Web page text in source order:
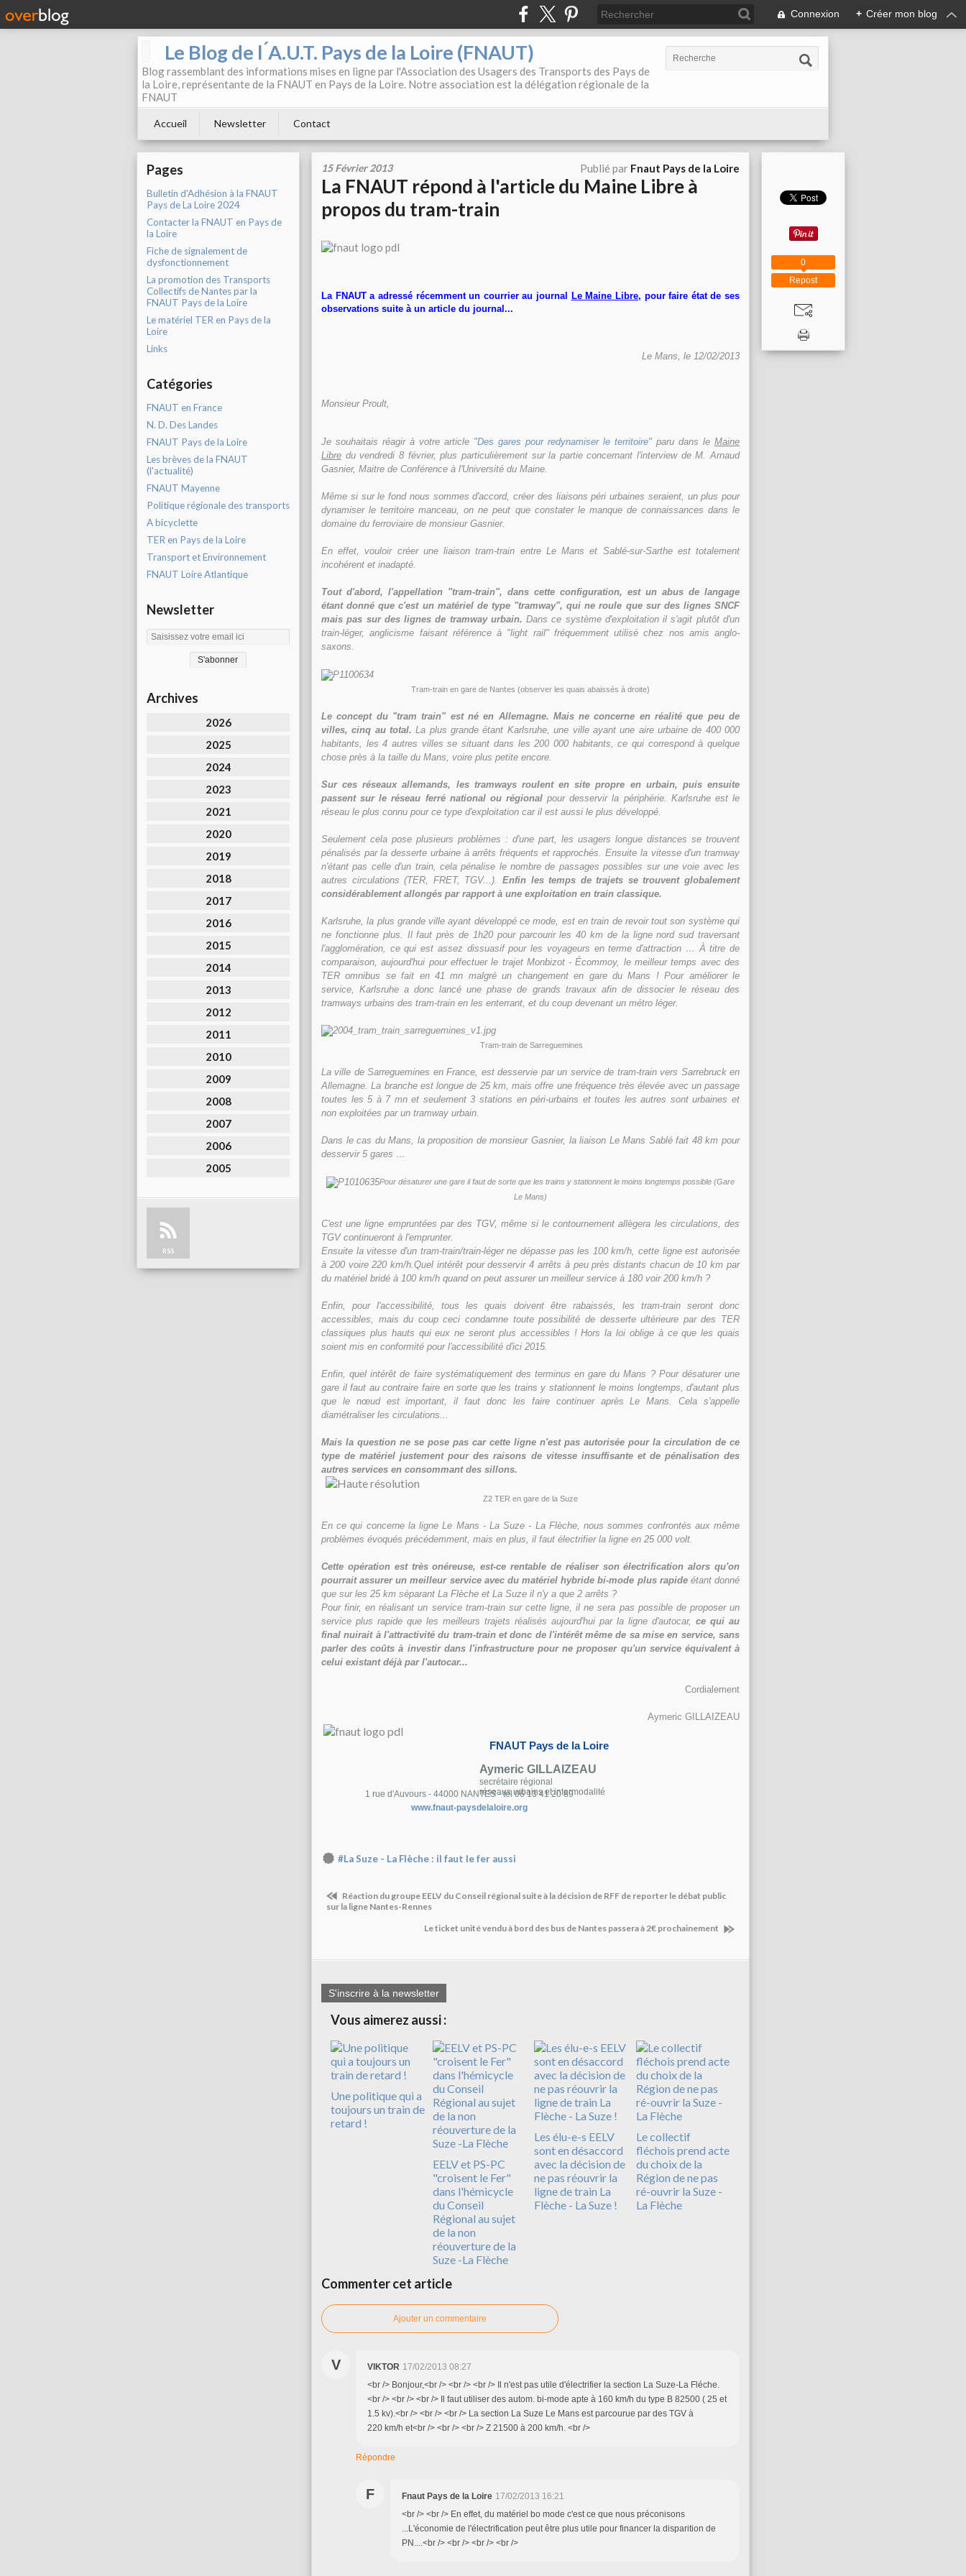
Connexion + Créer mon blog
Le Blog de l ́A.U.T. Pays de la Loire (FNAUT)
Blog rassemblant des informations mises en ligne par l'Association des Usagers des Transports des Pays de
la Loire, représentante de la FNAUT en Pays de la Loire. Notre association est la délégation régionale de la
FNAUT
Accueil Newsletter Contact
Pages
Bulletin d'Adhésion à la FNAUT
Pays de La Loire 2024
Contacter la FNAUT en Pays de
la Loire
Fiche de signalement de
dysfonctionnement
La promotion des Transports
Collectifs de Nantes par la
FNAUT Pays de la Loire
Le matériel TER en Pays de la
Loire
Links
Catégories
FNAUT en France
N. D. Des Landes
FNAUT Pays de la Loire
Les brèves de la FNAUT
(l'actualité)
FNAUT Mayenne
Politique régionale des transports
A bicyclette
TER en Pays de la Loire
Transport et Environnement
FNAUT Loire Atlantique
Newsletter
Archives
2026
2025
2024
2023
2021
2020
2019
2018
2017
2016
2015
2014
2013
2012
2011
2010
2009
2008
2007
2006
2005
RSS
15 Février 2013 Publié par Fnaut Pays de la Loire
La FNAUT répond à l'article du Maine Libre à
propos du tram-train
La FNAUT a adressé récemment un courrier au journal Le Maine Libre, pour faire état de ses
observations suite à un article du journal...
Le Mans, le 12/02/2013
Monsieur Proult,
Je souhaitais réagir à votre article "Des gares pour redynamiser le territoire" paru dans le Maine
Libre du vendredi 8 février, plus particulièrement sur la partie concernant l'interview de M. Arnaud
Gasnier, Maitre de Conférence à l'Université du Maine.
Même si sur le fond nous sommes d'accord, créer des liaisons péri urbaines seraient, un plus pour
dynamiser le territoire manceau, on ne peut que constater le manque de connaissances dans le
domaine du ferroviaire de monsieur Gasnier.
En effet, vouloir créer une liaison tram-train entre Le Mans et Sablé-sur-Sarthe est totalement
incohérent et inadapté.
Tout d'abord, l'appellation "tram-train", dans cette configuration, est un abus de langage
étant donné que c'est un matériel de type "tramway", qui ne roule que sur des lignes SNCF
mais pas sur des lignes de tramway urbain. Dans ce système d'exploitation il s'agit plutôt d'un
train-léger, anglicisme faisant référence à "light rail" fréquemment utilisé chez nos amis anglo-
saxons.
Tram-train en gare de Nantes (observer les quais abaissés à droite)
Le concept du "tram train" est né en Allemagne. Mais ne concerne en réalité que peu de
villes, cinq au total. La plus grande étant Karlsruhe, une ville ayant une aire urbaine de 400 000
habitants, les 4 autres villes se situant dans les 200 000 habitants, ce qui correspond à quelque
chose près à la taille du Mans, voire plus petite encore.
Sur ces réseaux allemands, les tramways roulent en site propre en urbain, puis ensuite
passent sur le réseau ferré national ou régional pour desservir la périphérie. Karlsruhe est le
réseau le plus connu pour ce type d'exploitation car il est aussi le plus développé.
Seulement cela pose plusieurs problèmes : d'une part, les usagers longue distances se trouvent
pénalisés par la desserte urbaine à arrêts fréquents et rapprochés. Ensuite la vitesse d'un tramway
n'étant pas celle d'un train, cela pénalise le nombre de passages possibles sur une voie avec les
autres circulations (TER, FRET, TGV...). Enfin les temps de trajets se trouvent globalement
considérablement allongés par rapport à une exploitation en train classique.
Karlsruhe, la plus grande ville ayant développé ce mode, est en train de revoir tout son système qui
ne fonctionne plus. Il faut près de 1h20 pour parcourir les 40 km de la ligne nord sud traversant
l'agglomération, ce qui est assez dissuasif pour les voyageurs en terme d'attraction … À titre de
comparaison, aujourd'hui pour effectuer le trajet Monbizot - Écommoy, le meilleur temps avec des
TER omnibus se fait en 41 mn malgré un changement en gare du Mans ! Pour améliorer le
service, Karlsruhe a donc lancé une phase de grands travaux afin de dissocier le réseau des
tramways urbains des tram-train en les enterrant, et du coup devenant un métro léger.
Tram-train de Sarreguemines
La ville de Sarreguemines en France, est desservie par un service de tram-train vers Sarrebruck en
Allemagne. La branche est longue de 25 km, mais offre une fréquence très élevée avec un passage
toutes les 5 à 7 mn et seulement 3 stations en péri-urbains et toutes les autres sont urbaines et
non exploitées par un tramway urbain.
Dans le cas du Mans, la proposition de monsieur Gasnier, la liaison Le Mans Sablé fait 48 km pour
desservir 5 gares …
Pour désaturer une gare il faut de sorte que les trains y stationnent le moins longtemps possible (Gare
Le Mans)
C'est une ligne empruntées par des TGV, même si le contournement allègera les circulations, des
TGV continueront à l'emprunter.
Ensuite la vitesse d'un tram-train/train-léger ne dépasse pas les 100 km/h, cette ligne est autorisée
à 200 voire 220 km/h.Quel intérêt pour desservir 4 arrêts à peu près distants chacun de 10 km par
du matériel bridé à 100 km/h quand on peut assurer un meilleur service à 180 voir 200 km/h ?
Enfin, pour l'accessibilité, tous les quais doivent être rabaissés, les tram-train seront donc
accessibles, mais du coup ceci condamne toute possibilité de desserte ultérieure par des TER
classiques plus hauts qui eux ne seront plus accessibles ! Hors la loi oblige à ce que les quais
soient mis en conformité pour l'accessibilité d'ici 2015.
Enfin, quel intérêt de faire systématiquement des terminus en gare du Mans ? Pour désaturer une
gare il faut au contraire faire en sorte que les trains y stationnent le moins longtemps, d'autant plus
que le nœud est important, il faut donc les faire continuer après Le Mans. Cela s'appelle
diamétraliser les circulations...
Mais la question ne se pose pas car cette ligne n'est pas autorisée pour la circulation de ce
type de matériel justement pour des raisons de vitesse insuffisante et de pénalisation des
autres services en consommant des sillons.
Z2 TER en gare de la Suze
En ce qui concerne la ligne Le Mans - La Suze - La Flèche, nous sommes confrontés aux même
problèmes évoqués précédemment, mais en plus, il faut électrifier la ligne en 25 000 volt.
Cette opération est très onéreuse, est-ce rentable de réaliser son électrification alors qu'on
pourrait assurer un meilleur service avec du matériel hybride bi-mode plus rapideétant donné
que sur les 25 km séparant La Flèche et La Suze il n'y a que 2 arrêts ?
Pour finir, en réalisant un service tram-train sur cette ligne, il ne sera pas possible de proposer un
service plus rapide que les meilleurs trajets réalisés aujourd'hui par la ligne d'autocar, ce qui au
final nuirait à l'attractivité du tram-train et donc de l'intérêt même de sa mise en service, sans
parler des coûts à investir dans l'infrastructure pour ne proposer qu'un service équivalent à
celui existant déjà par l'autocar...
Cordialement
Aymeric GILLAIZEAU
FNAUT Pays de la Loire
Aymeric GILLAIZEAU
secrétaire régional
réseaux urbains et intermodalité
1 rue d'Auvours - 44000 NANTES - tél 06 13 41 20 89
www.fnaut-paysdelaloire.org
#La Suze - La Flèche : il faut le fer aussi
Réaction du groupe EELV du Conseil régional suite à la décision de RFF de reporter le débat public
sur la ligne Nantes-Rennes
Le ticket unité vendu à bord des bus de Nantes passera à 2€ prochainement
S'inscrire à la newsletter
Vous aimerez aussi :
Une politique qui a
toujours un train de
retard !
EELV et PS-PC
"croisent le Fer"
dans l'hémicycle
du Conseil
Régional au sujet
de la non
réouverture de la
Suze -La Flèche
Les élu-e-s EELV
sont en désaccord
avec la décision de
ne pas réouvrir la
ligne de train La
Flèche - La Suze !
Le collectif
fléchois prend acte
du choix de la
Région de ne pas
ré-ouvrir la Suze -
La Flèche
Commenter cet article
Ajouter un commentaire
V VIKTOR 17/02/2013 08:27
<br /> Bonjour,<br /> <br /> <br /> Il n'est pas utile d'électrifier la section La Suze-La Fléche.
<br /> <br /> <br /> Il faut utiliser des autom. bi-mode apte à 160 km/h du type B 82500 ( 25 et
1.5 kv).<br /> <br /> <br /> La section La Suze Le Mans est parcourue par des TGV à
220 km/h et<br /> <br /> <br /> Z 21500 à 200 km/h. <br />
Répondre
F Fnaut Pays de la Loire 17/02/2013 16:21
<br /> <br /> En effet, du matériel bo mode c'est ce que nous préconisons
...L'économie de l'électrification peut être plus utile pour financer la disparition de
PN....<br /> <br /> <br /> <br />
Repost
0